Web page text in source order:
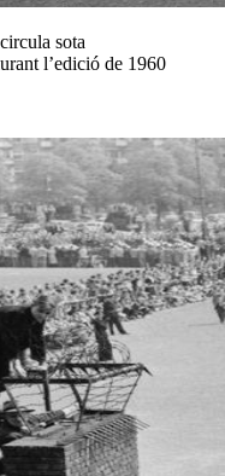
sota
l’edició de 1960